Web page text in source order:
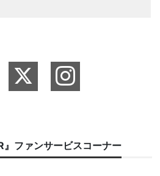
ファンサービスコーナー